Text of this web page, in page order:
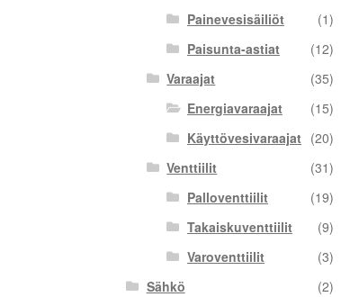
Painevesisäiliöt
(1)
Paisunta-astiat
(12)
Varaajat
(35)
Energiavaraajat
(15)
Käyttövesivaraajat (20)
Venttiilit
(31)
Palloventtiilit
(19)
Takaiskuventtiilit
(9)
Varoventtiilit
(3)
Sähkö
(2)